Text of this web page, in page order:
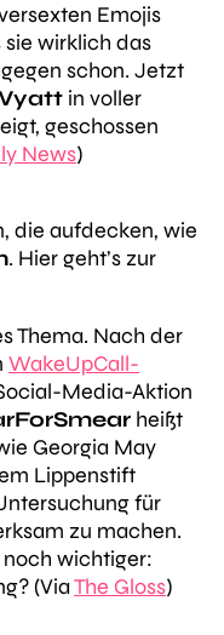
Emojis
sie wirklich das
schon. Jetzt
in voller
geschossen
News)
die aufdecken, wie
. Hier geht’s zur
Thema. Nach der
WakeUpCall-
Media-Aktion
heißt
Georgia May
Lippenstift
für
zu machen.
wichtiger:
(ViaThe Gloss)